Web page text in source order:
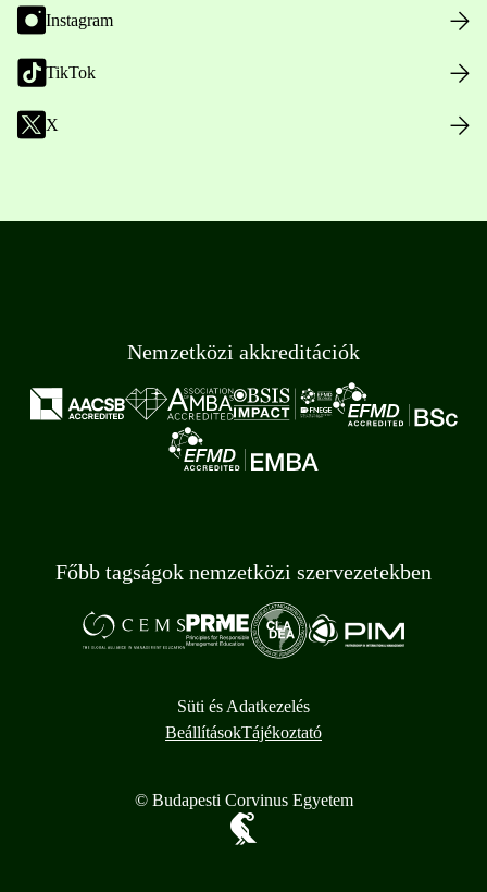
Instagram
TikTok
X
Nemzetközi akkreditációk
Főbb tagságok nemzetközi szervezetekben
Süti és Adatkezelés
BeállításokTájékoztató
© Budapesti Corvinus Egyetem